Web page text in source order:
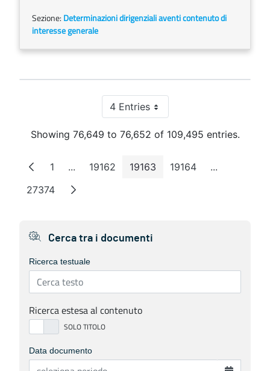
Sezione: Determinazioni dirigenziali aventi contenuto di
interesse generale
4 EntriesPer Page
Showing 76,649 to 76,652 of 109,495 entries.
Page
1 ...Intermediate Pages
Page
19162 Page
19163 Page
19164 ...
Page
27374
Cerca tra i documenti
Ricerca testuale
Ricerca estesa al contenuto
Data documento